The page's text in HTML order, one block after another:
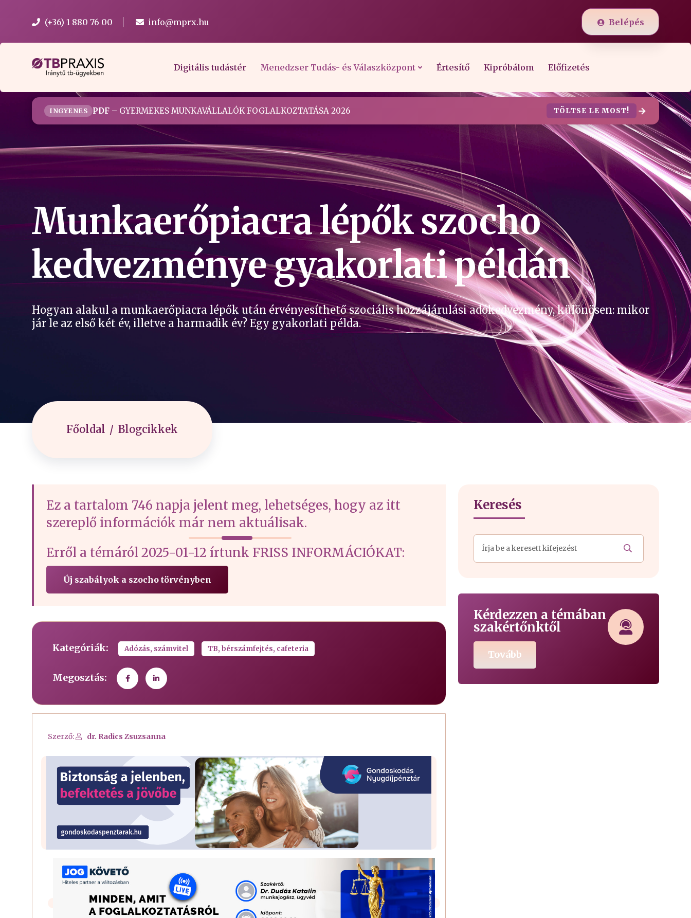
(+36) 1 880 76 00 info@mprx.hu Belépés
Digitális tudástér Menedzser Tudás- és Válaszközpont Értesítő Kipróbálom Előfizetés
INGYENES PDF– GYERMEKES MUNKAVÁLLALÓK FOGLALKOZTATÁSA 2026 TÖLTSE LE MOST!
Munkaerőpiacra lépők szocho
kedvezménye gyakorlati példán
Hogyan alakul a munkaerőpiacra lépők után érvényesíthető szociális hozzájárulási adókedvezmény, különösen: mikor
jár le az első két év, illetve a harmadik év? Egy gyakorlati példa.
Főoldal Blogcikkek
Ez a tartalom 746 napja jelent meg, lehetséges, hogy az itt
szereplő információk már nem aktuálisak.
Erről a témáról 2025-01-12 írtunk FRISS INFORMÁCIÓKAT:
Új szabályok a szocho törvényben
Kategóriák: Adózás, számvitel TB, bérszámfejtés, cafeteria
Megosztás:
Szerző: dr. Radics Zsuzsanna
Keresés
Kérdezzen a témában
szakértőnktől
Tovább